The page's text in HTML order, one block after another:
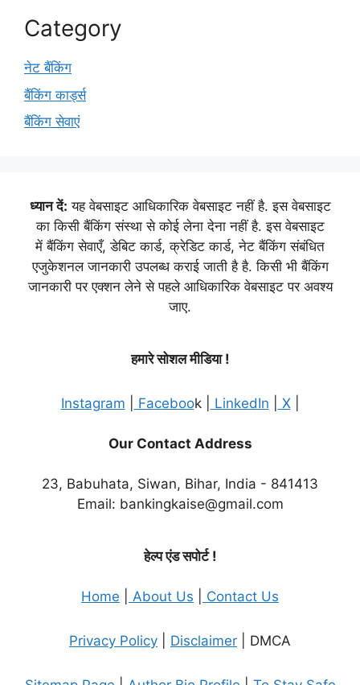
Category
नेट बैंकिंग
बैंकिंग कार्ड्स
बैंकिंग सेवाएं
ध्यान दें: यह वेबसाइट आधिकारिक वेबसाइट नहीं है. इस वेबसाइट
का किसी बैंकिंग संस्था से कोई लेना देना नहीं है. इस वेबसाइट
में बैंकिंग सेवाएँ, डेबिट कार्ड, क्रेडिट कार्ड, नेट बैंकिंग संबंधित
एजुकेशनल जानकारी उपलब्ध कराई जाती है है. किसी भी बैंकिंग
जानकारी पर एक्शन लेने से पहले आधिकारिक वेबसाइट पर अवश्य
जाए.
हमारे सोशल मीडिया !
Instagram Facebook | LinkedIn X|
Our Contact Address
23, Babuhata, Siwan, Bihar, India - 841413
Email: bankingkaise@gmail.com
हेल्प एंड सपोर्ट !
Home About Us Contact Us
Privacy Policy Disclaimer | DMCA